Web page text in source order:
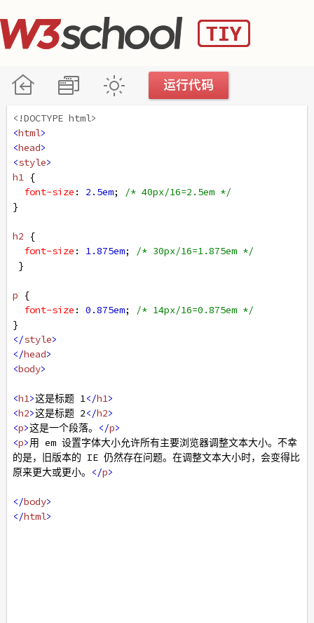
<!DOCTYPE html>
<html>
<head>
<style>
h1 {
font-size : 2.5em;
/* 40px/16=2.5em */
}
h2 {
font-size : 1.875em;
/* 30px/16=1.875em */
}
p {
font-size : 0.875em;
/* 14px/16=0.875em */
}
</style>
</head>
<body>
<h1>这是标题 1</h1>
<h2>这是标题 2</h2>
<p>这是一个段落。 </p>
<p>用 em 设置字体大小允许所有主要浏览器调整文本大小。不幸
的是，旧版本的 IE 仍然存在问题。在调整文本大小时，会变得比
原来更大或更小。
</p>
</body>
</html>